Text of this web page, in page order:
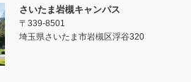
さいたま岩槻キャンパス
〒339-8501
埼玉県さいたま市岩槻区浮谷320